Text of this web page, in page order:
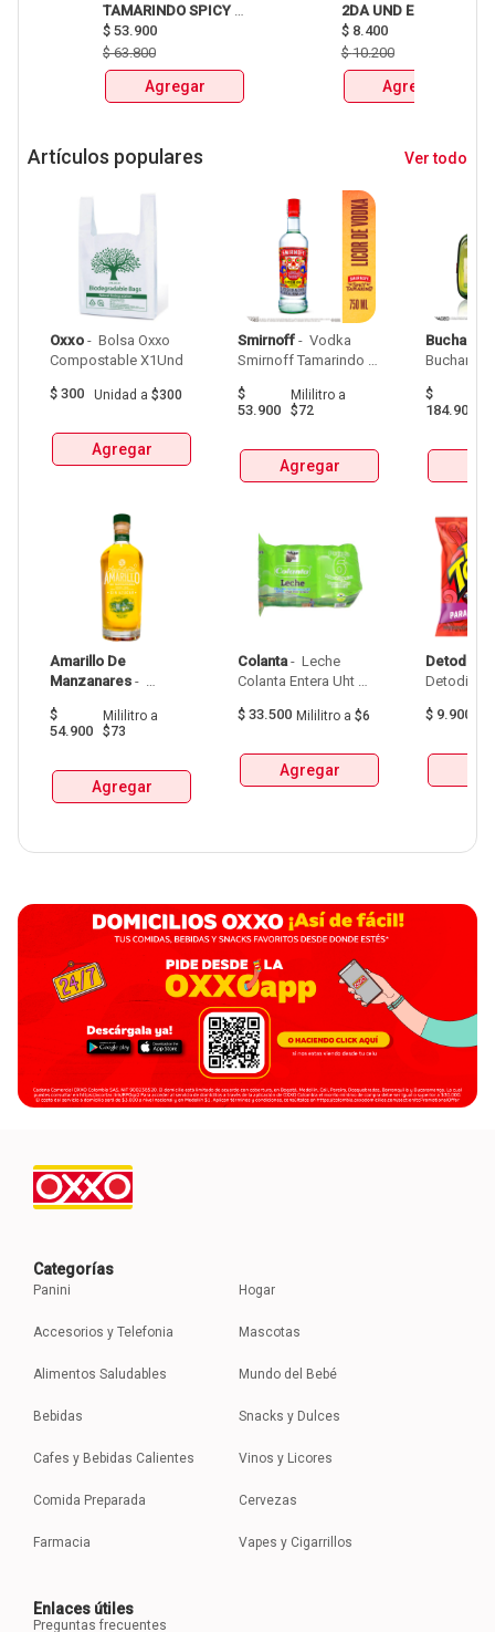
TAMARINDO SPICY
X750ml Y LLEVATE
DETODITO 165GR o
150GR
$ 53.900
$63.800
Agregar
2DA UND EN
CERVEZA CLUB
COLOMBIA LATA
X330ml
$ 8.400
$10.200
Agregar
Artículos populares Ver todo
Oxxo - Bolsa Oxxo
$ 300 Unidad a $300
Agregar
Amarillo De
Manzanares -
De Manzanares
$
54.900
Mililitroa
$73
Agregar
Smirnoff - Vodka
Smirnoff Tamarindo
$
53.900
Mililitroa
$72
Agregar
Colanta - Leche
Colanta Entera Uht
$ 33.500 Mililitro a $6
Agregar
$
184.900
Detodito
$ 9.900
Categorías
Panini
Accesorios y Telefonia
Alimentos Saludables
Bebidas
Cafes y Bebidas Calientes
Comida Preparada
Farmacia
Hogar
Mascotas
Mundo del Bebé
Snacks y Dulces
Vinos y Licores
Cervezas
Vapes y Cigarrillos
Enlaces útiles
Preguntas frecuentes